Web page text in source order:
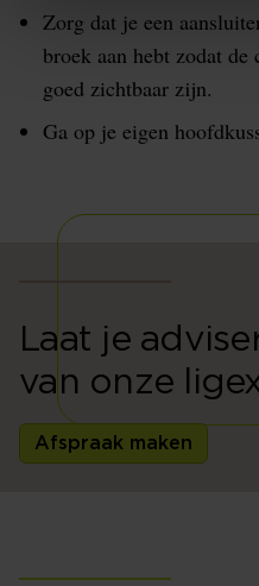
Zorg dat je een
broek aan hebt zodat de
goed zichtbaar zijn.
Ga op je eigen
Laat je
van onze
Afspraak maken